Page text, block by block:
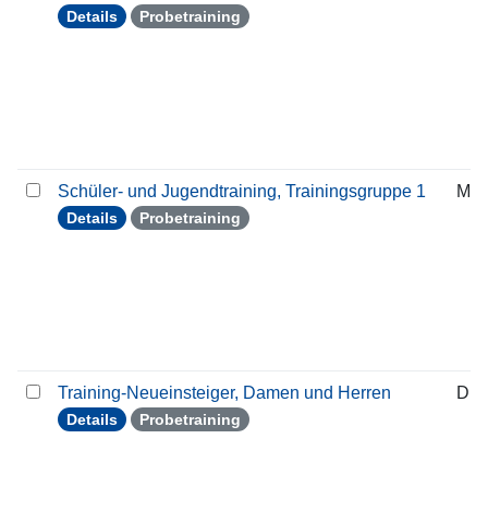
Details Probetraining
Schüler- und Jugendtraining, Trainingsgruppe 1
Details Probetraining
Training-Neueinsteiger, Damen und Herren
Details Probetraining